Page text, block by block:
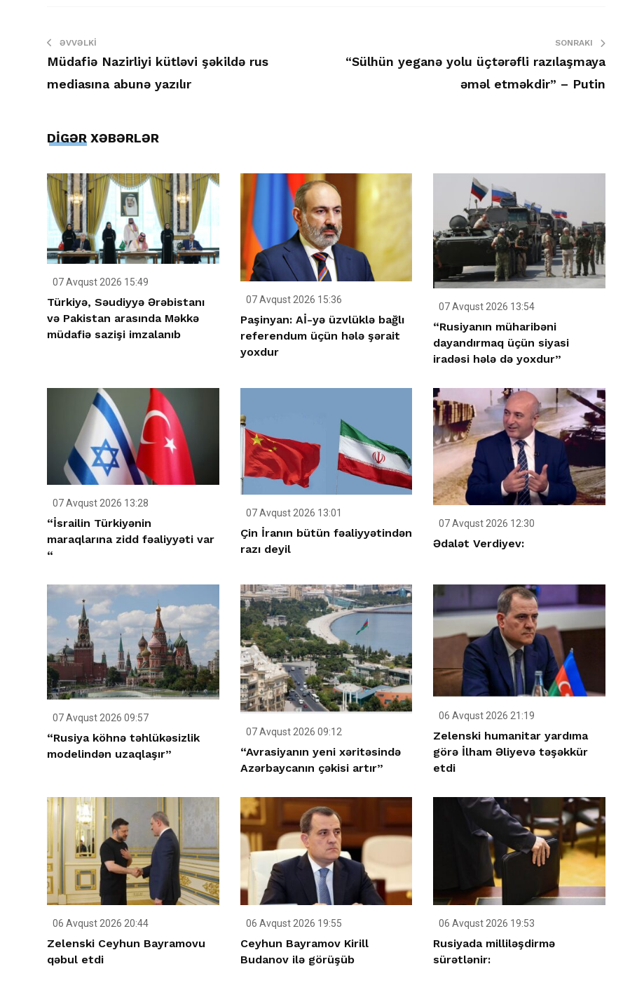
ƏVVƏLKI
Müdafiə Nazirliyi kütləvi şəkildə rus
mediasına abunə yazılır
SONRAKI
“Sülhün yeganə yolu üçtərəfli razılaşmaya
əməl etməkdir” – Putin
DİGƏR XƏBƏRLƏR
07 Avqust 2026 15:49
Türkiyə, Səudiyyə Ərəbistanı
və Pakistan arasında Məkkə
müdafiə sazişi imzalanıb
07 Avqust 2026 15:36
Paşinyan: Aİ-yə üzvlüklə bağlı
referendum üçün hələ şərait
yoxdur
07 Avqust 2026 13:54
“Rusiyanın müharibəni
dayandırmaq üçün siyasi
iradəsi hələ də yoxdur”
07 Avqust 2026 13:28
“İsrailin Türkiyənin
maraqlarına zidd fəaliyyəti var
“
07 Avqust 2026 13:01
Çin İranın bütün fəaliyyətindən
razı deyil
07 Avqust 2026 12:30
Ədalət Verdiyev:
07 Avqust 2026 09:57
“Rusiya köhnə təhlükəsizlik
modelindən uzaqlaşır”
07 Avqust 2026 09:12
“Avrasiyanın yeni xəritəsində
Azərbaycanın çəkisi artır”
06 Avqust 2026 21:19
Zelenski humanitar yardıma
görə İlham Əliyevə təşəkkür
etdi
06 Avqust 2026 20:44
Zelenski Ceyhun Bayramovu
qəbul etdi
06 Avqust 2026 19:55
Ceyhun Bayramov Kirill
Budanov ilə görüşüb
06 Avqust 2026 19:53
Rusiyada milliləşdirmə
sürətlənir: